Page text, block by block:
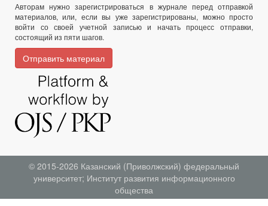
Авторам нужно зарегистрироваться в журнале перед отправкой
материалов, или, если вы уже зарегистрированы, можно просто
войти со своей учетной записью и начать процесс отправки,
состоящий из пяти шагов.
Отправить материал
© 2015-2026 Казанский (Приволжский) федеральный
университет; Институт развития информационного
общества